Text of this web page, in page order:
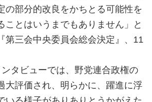
の部分的改良をかちとる可能性を
ことはいうまでもありません」と
第三会中央委員会総会決定』、11
タビューでは、野党連合政権の
大評価され、明らかに、躍進に浮